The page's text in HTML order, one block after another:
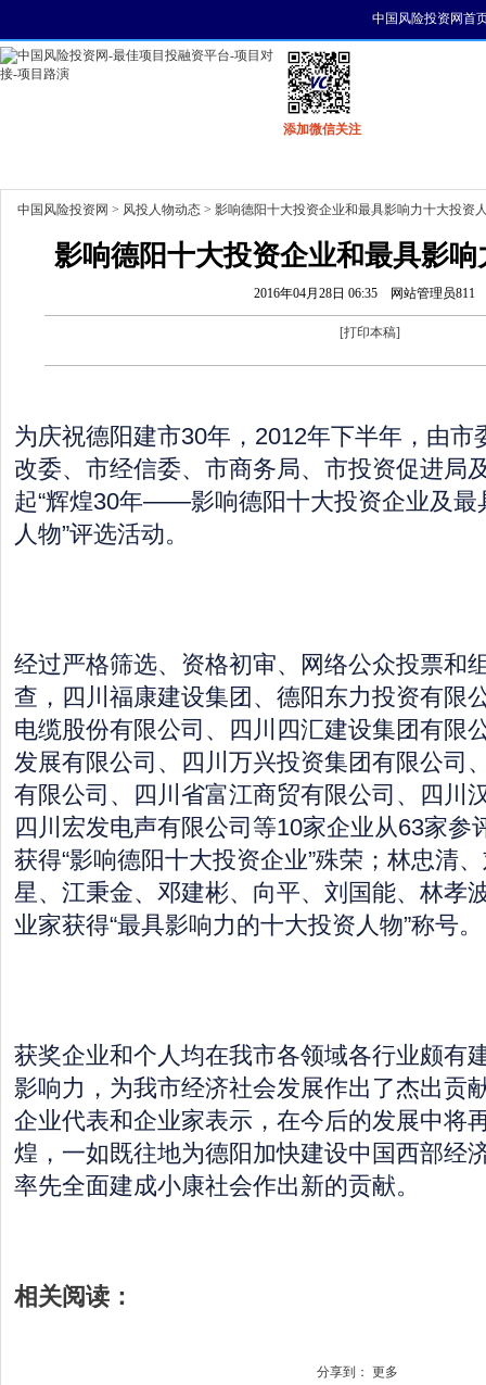
中国风险投资网首
添加微信关注
中国风险投资网 > 风投人物动态 > 影响德阳十大投资企业和最具影响力十大投资
影响德阳十大投资企业和最具影
2016年04月28日 06:35 网站管理员811
[打印本稿]
为庆祝德阳建市30年，2012年下半年，由市
改委、市经信委、市商务局、市投资促进局
起“辉煌30年——影响德阳十大投资企业及最
人物”评选活动。
经过严格筛选、资格初审、网络公众投票和
查，四川福康建设集团、德阳东力投资有限
电缆股份有限公司、四川四汇建设集团有限
发展有限公司、四川万兴投资集团有限公司
有限公司、四川省富江商贸有限公司、四川
四川宏发电声有限公司等10家企业从63家参
获得“影响德阳十大投资企业”殊荣；林忠清
星、江秉金、邓建彬、向平、刘国能、林孝
业家获得“最具影响力的十大投资人物”称号。
获奖企业和个人均在我市各领域各行业颇有
影响力，为我市经济社会发展作出了杰出贡
企业代表和企业家表示，在今后的发展中将
煌，一如既往地为德阳加快建设中国西部经
率先全面建成小康社会作出新的贡献。
相关阅读：
分享到： 更多